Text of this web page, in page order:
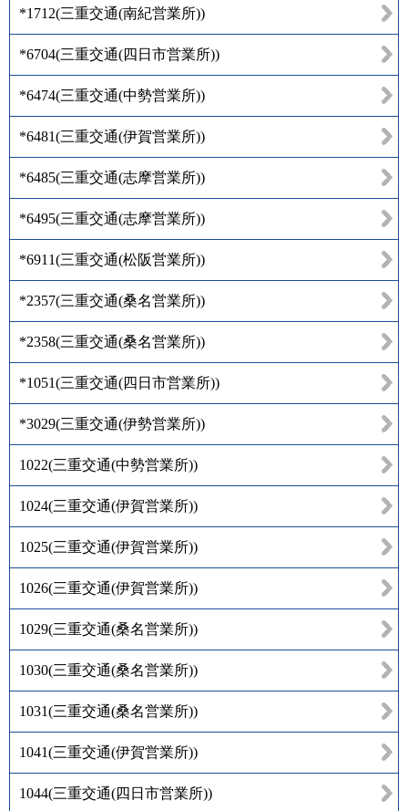
*1712(三重交通(南紀営業所))
*6704(三重交通(四日市営業所))
*6474(三重交通(中勢営業所))
*6481(三重交通(伊賀営業所))
*6485(三重交通(志摩営業所))
*6495(三重交通(志摩営業所))
*6911(三重交通(松阪営業所))
*2357(三重交通(桑名営業所))
*2358(三重交通(桑名営業所))
*1051(三重交通(四日市営業所))
*3029(三重交通(伊勢営業所))
1022(三重交通(中勢営業所))
1024(三重交通(伊賀営業所))
1025(三重交通(伊賀営業所))
1026(三重交通(伊賀営業所))
1029(三重交通(桑名営業所))
1030(三重交通(桑名営業所))
1031(三重交通(桑名営業所))
1041(三重交通(伊賀営業所))
1044(三重交通(四日市営業所))